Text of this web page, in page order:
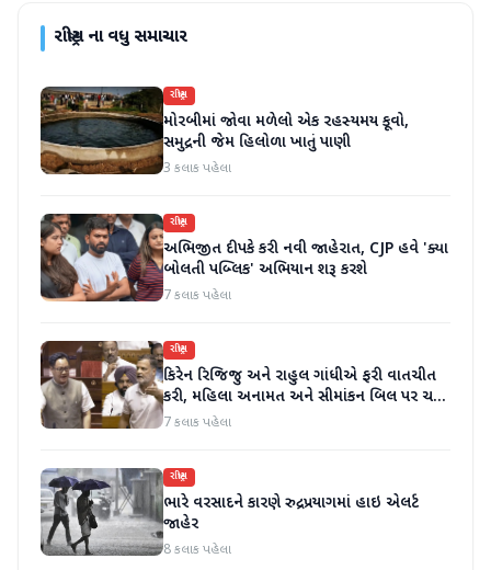
રાષ્ટ્રીયના વધુ સમાચાર
રાષ્ટ્રીય
મોરબીમાં જોવા મળેલો એક રહસ્યમય કૂવો,
સમુદ્રની જેમ હિલોળા ખાતું પાણી
3 કલાક પહેલા
રાષ્ટ્રીય
અભિજીત દીપકે કરી નવી જાહેરાત, CJP હવે 'ક્યા
બોલતી પબ્લિક' અભિયાન શરૂ કરશે
7 કલાક પહેલા
રાષ્ટ્રીય
કિરેન રિજિજુ અને રાહુલ ગાંધીએ ફરી વાતચીત
કરી, મહિલા અનામત અને સીમાંકન બિલ પર ચર્ચા
કરી
7 કલાક પહેલા
રાષ્ટ્રીય
ભારે વરસાદને કારણે રુદ્રપ્રયાગમાં હાઇ એલર્ટ
જાહેર
8 કલાક પહેલા